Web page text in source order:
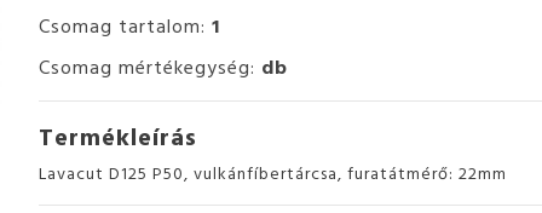
Csomag tartalom:1
Csomag mértékegység: db
Termékleírás
Lavacut D125 P50, vulkánfíbertárcsa, furatátmérő: 22mm